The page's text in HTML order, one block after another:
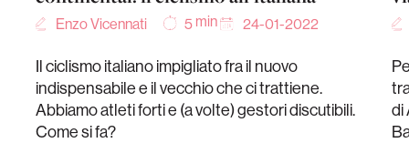
Enzo Vicennati 5 min 24-01-2022
Il ciclismo italiano impigliato fra il nuovo
indispensabile e il vecchio che ci trattiene.
Abbiamo atleti forti e (a volte) gestori discutibili.
Come si fa?
di